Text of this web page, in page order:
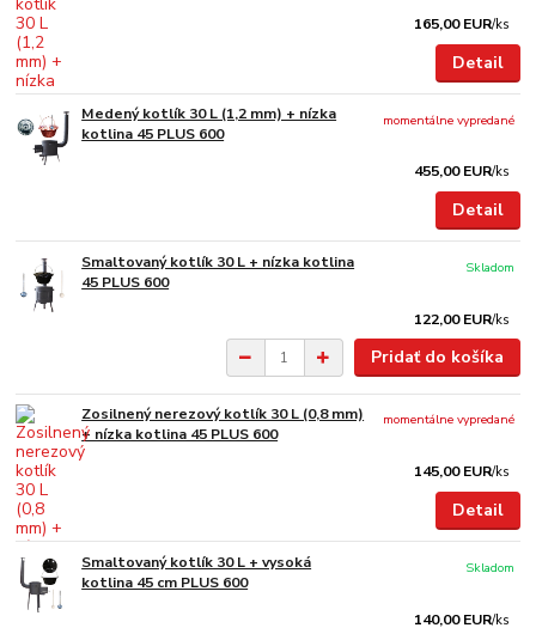
165,00 EUR/ks
Detail
Medený kotlík 30 L (1,2 mm) + nízka
kotlina 45 PLUS 600
455,00 EUR/ks
momentálne vypredané
Detail
Smaltovaný kotlík 30 L + nízka kotlina
45 PLUS 600
122,00 EUR/ks
Skladom
Pridať do košíka
Zosilnený nerezový kotlík 30 L (0,8 mm)
+ nízka kotlina 45 PLUS 600
145,00 EUR/ks
momentálne vypredané
Detail
Smaltovaný kotlík 30 L + vysoká
kotlina 45 cm PLUS 600
140,00 EUR/ks
Skladom